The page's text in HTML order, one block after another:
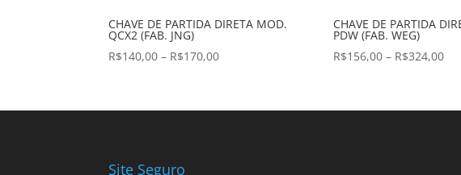
CHAVE DE PARTIDA DIRETA MOD.
QCX2 (FAB. JNG)
R$140,00 – R$170,00Faixa
R$140,00
CHAVE DE PARTIDA
PDW (FAB. WEG)
R$156,00 – R$324,00
Site Seguro